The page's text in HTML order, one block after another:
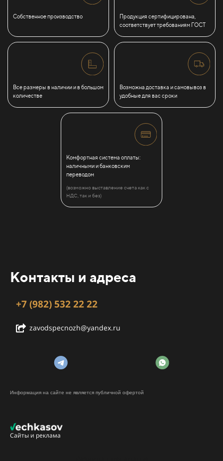
Собственное производство
Продукция сертифицирована,
соответствует требованиям ГОСТ
Все размеры в наличии и в большом
количестве
Возможна доставка и самовывоз в
удобные для вас сроки
Комфортная система оплаты:
наличными и банковским
переводом
(возможно выставление счета как с
НДС, так и без)
Контакты и адреса
+7 (982) 532 22 22
zavodspecnozh@yandex.ru
Информация на сайте не является публичной офертой
Сайты и реклама